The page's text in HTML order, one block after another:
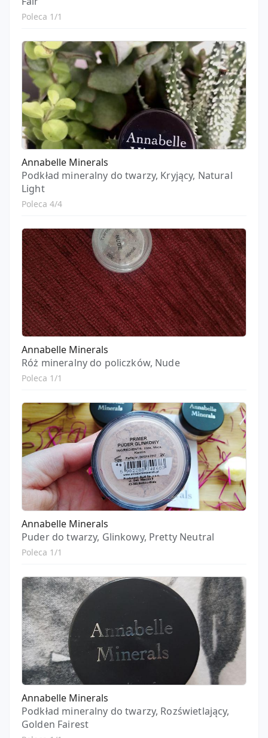
Poleca 1/1
Annabelle Minerals
Podkład mineralny do twarzy, Kryjący, Natural
Light
Poleca 4/4
Annabelle Minerals
Róż mineralny do policzków, Nude
Poleca 1/1
Annabelle Minerals
Puder do twarzy, Glinkowy, Pretty Neutral
Poleca 1/1
Annabelle Minerals
Podkład mineralny do twarzy, Rozświetlający,
Golden Fairest